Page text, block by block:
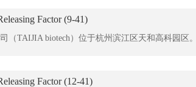
Factor (9-41)
Factor (12-41)